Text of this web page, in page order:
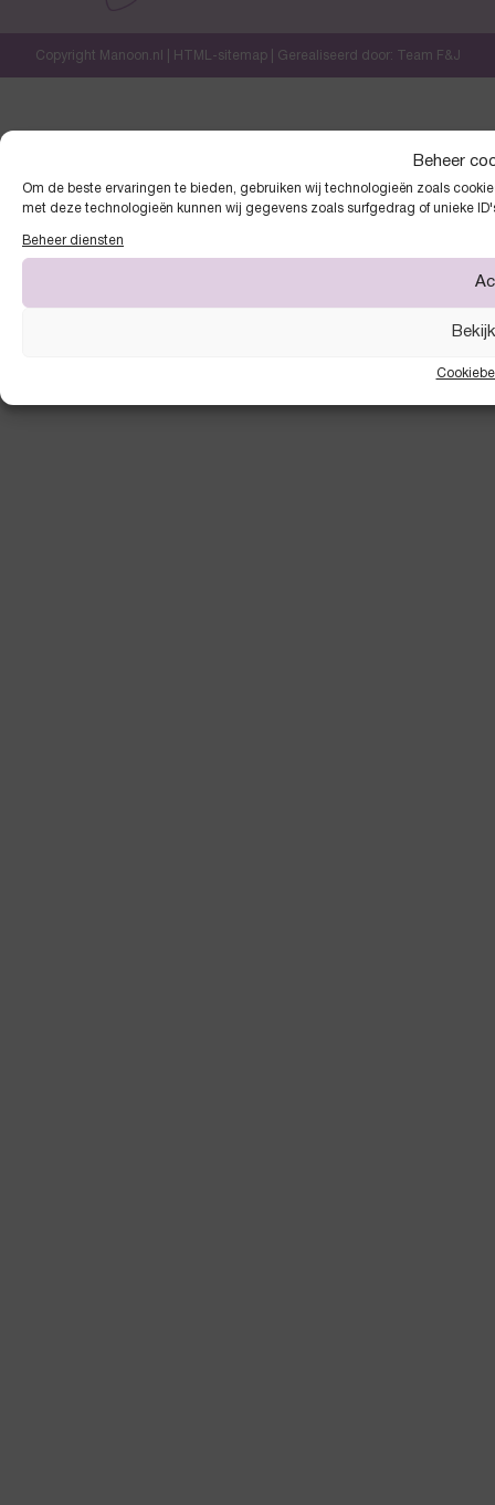
Beheer
Om de beste ervaringen te bieden, gebruiken wij technologieën zoals
met deze technologieën kunnen wij gegevens zoals surfgedrag of unieke
Beheer diensten
Copyright Manoon.nl | HTML-sitemap| Gerealiseerd door: Team F&J